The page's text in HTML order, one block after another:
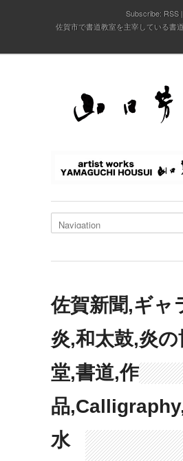
Subscribe: RSS
佐賀市で書道教室を主宰している書
佐賀新聞,ギャ
炎,和太鼓,炎
堂,書道,作
品
水